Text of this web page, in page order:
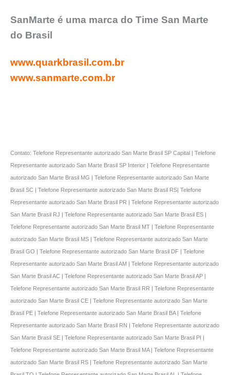
SanMarte é uma marca do Time San Marte
do Brasil
www.quarkbrasil.com.br
www.sanmarte.com.br
Contato: Telefone Representante autorizado San Marte Brasil SP Capital | Telefone
Representante autorizado San Marte Brasil SP Interior | Telefone Representante
autorizado San Marte Brasil MG | Telefone Representante autorizado San Marte
Brasil SC | Telefone Representante autorizado San Marte Brasil RS| Telefone
Representante autorizado San Marte Brasil PR | Telefone Representante autorizado
San Marte Brasil RJ | Telefone Representante autorizado San Marte Brasil ES |
Telefone Representante autorizado San Marte Brasil MT | Telefone Representante
autorizado San Marte Brasil MS | Telefone Representante autorizado San Marte
Brasil GO | Telefone Representante autorizado San Marte Brasil DF | Telefone
Representante autorizado San Marte Brasil AM | Telefone Representante autorizado
San Marte Brasil AC | Telefone Representante autorizado San Marte Brasil AP |
Telefone Representante autorizado San Marte Brasil RR | Telefone Representante
autorizado San Marte Brasil CE | Telefone Representante autorizado San Marte
Brasil PE | Telefone Representante autorizado San Marte Brasil BA | Telefone
Representante autorizado San Marte Brasil RN | Telefone Representante autorizado
San Marte Brasil SE | Telefone Representante autorizado San Marte Brasil PI |
Telefone Representante autorizado San Marte Brasil MA | Telefone Representante
autorizado San Marte Brasil RS | Telefone Representante autorizado San Marte